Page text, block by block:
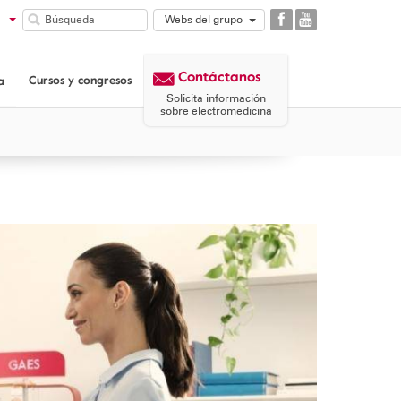
Webs del grupo
COMUNIDAD
GAES
CORPORATIVA
Cursos y congresos Contáctanos
Solicita información
sobre electromedicina